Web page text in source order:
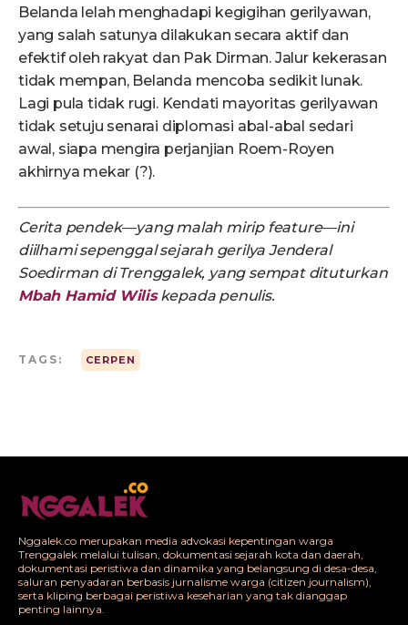
Belanda lelah menghadapi kegigihan gerilyawan,
yang salah satunya dilakukan secara aktif dan
efektif oleh rakyat dan Pak Dirman. Jalur kekerasan
tidak mempan, Belanda mencoba sedikit lunak.
Lagi pula tidak rugi. Kendati mayoritas gerilyawan
tidak setuju senarai diplomasi abal-abal sedari
awal, siapa mengira perjanjian Roem-Royen
akhirnya mekar (?).
Cerita pendek—yang malah mirip feature—ini
diilhami sepenggal sejarah gerilya Jenderal
Soedirman di Trenggalek, yang sempat dituturkan
Mbah Hamid Wiliskepada penulis.
TAGS: CERPEN
Nggalek.co merupakan media advokasi kepentingan warga
Trenggalek melalui tulisan, dokumentasi sejarah kota dan daerah,
dokumentasi peristiwa dan dinamika yang belangsung di desa-desa,
saluran penyadaran berbasis jurnalisme warga (citizen journalism),
serta kliping berbagai peristiwa keseharian yang tak dianggap
penting lainnya.